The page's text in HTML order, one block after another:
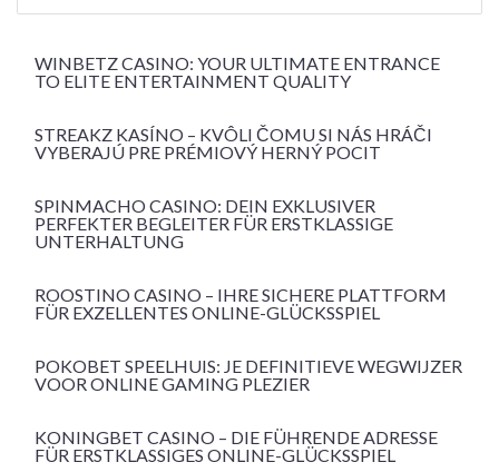
WINBETZ CASINO: YOUR ULTIMATE ENTRANCE
TO ELITE ENTERTAINMENT QUALITY
STREAKZ KASÍNO – KVÔLI ČOMU SI NÁS HRÁČI
VYBERAJÚ PRE PRÉMIOVÝ HERNÝ POCIT
SPINMACHO CASINO: DEIN EXKLUSIVER
PERFEKTER BEGLEITER FÜR ERSTKLASSIGE
UNTERHALTUNG
ROOSTINO CASINO – IHRE SICHERE PLATTFORM
FÜR EXZELLENTES ONLINE-GLÜCKSSPIEL
POKOBET SPEELHUIS: JE DEFINITIEVE WEGWIJZER
VOOR ONLINE GAMING PLEZIER
KONINGBET CASINO – DIE FÜHRENDE ADRESSE
FÜR ERSTKLASSIGES ONLINE-GLÜCKSSPIEL